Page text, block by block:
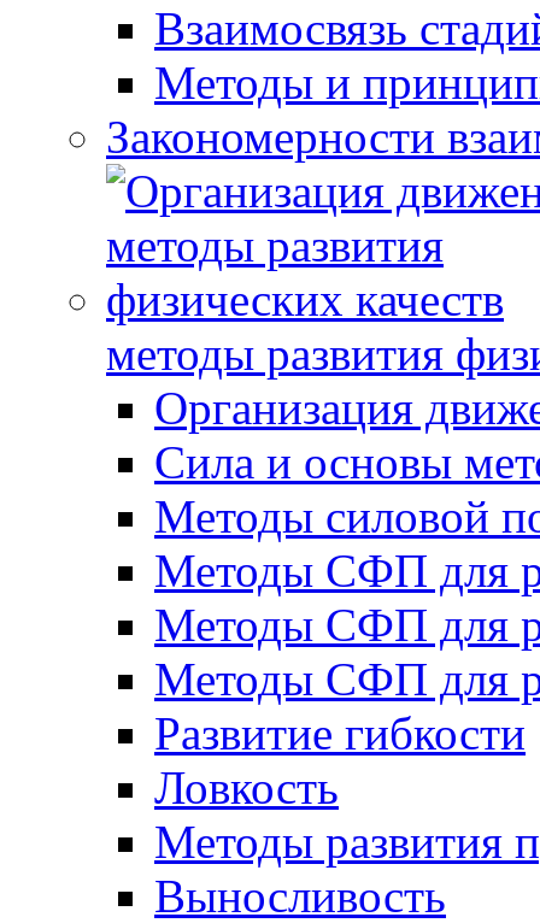
Взаимосвязь
Методы и
Закономерности
методы развития
Организация
Сила и основы
Методы силовой
Методы СФП для
Методы СФП для
Методы СФП для
Развитие гибкости
Ловкость
Методы развития
Выносливость